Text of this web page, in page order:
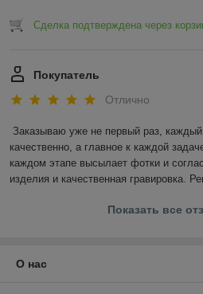
Сделка подтверждена через
Покупатель
Отлично
Заказываю уже не первый раз,
качественно, а главное к каждой
каждом этапе высылает фотки и
изделия и качественная гравировка.
Показать все
О нас